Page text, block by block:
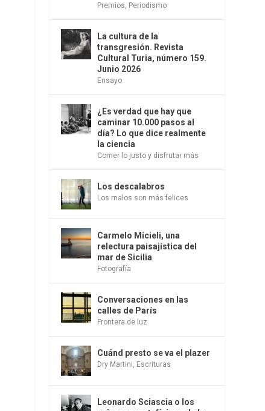
Premios Periodismo
La cultura de la
transgresión. Revista
Cultural Turia, número 159.
Junio 2026
Ensayo
¿Es verdad que hay que
caminar 10.000 pasos al
día? Lo que dice realmente
la ciencia
Comer lo justo y disfrutar más
Los descalabros
Los malos son más felices
Carmelo Micieli, una
relectura paisajística del
mar de Sicilia
Fotografía
Conversaciones en las
calles de París
Frontera de luz
Cuánd presto se va el plazer
Dry Martini Escrituras
Leonardo Sciascia o los